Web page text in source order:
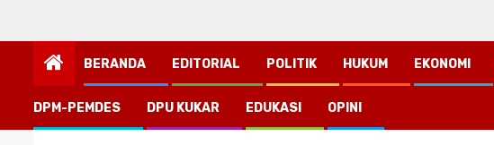
BERANDA EDITORIAL POLITIK HUKUM EKONOMI
DPM-PEMDES DPU KUKAR EDUKASI OPINI